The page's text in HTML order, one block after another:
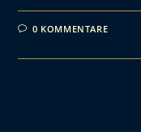
0 KOMMENTARE